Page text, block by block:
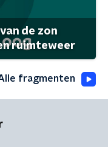
de zon
ruimteweer
fragmenten